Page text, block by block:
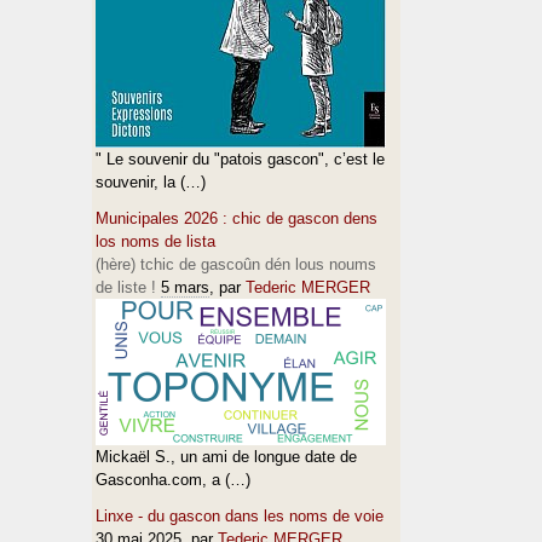
" Le souvenir du "patois gascon", c’est le
souvenir, la (…)
Municipales 2026 : chic de gascon dens
los noms de lista
(hère) tchic de gascoûn dén lous noums
de liste ! 5 mars, par Tederic MERGER
Mickaël S., un ami de longue date de
Gasconha.com, a (…)
Linxe - du gascon dans les noms de voie